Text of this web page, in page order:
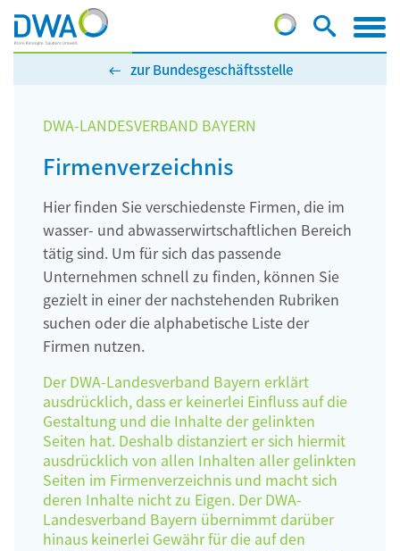
zur Bundesgeschäftsstelle
DWA-LANDESVERBAND BAYERN
Firmenverzeichnis
Hier finden Sie verschiedenste Firmen, die im
wasser- und abwasserwirtschaftlichen Bereich
tätig sind. Um für sich das passende
Unternehmen schnell zu finden, können Sie
gezielt in einer der nachstehenden Rubriken
suchen oder die alphabetische Liste der
Firmen nutzen.
Der DWA-Landesverband Bayern erklärt
ausdrücklich, dass er keinerlei Einfluss auf die
Gestaltung und die Inhalte der gelinkten
Seiten hat. Deshalb distanziert er sich hiermit
ausdrücklich von allen Inhalten aller gelinkten
Seiten im Firmenverzeichnis und macht sich
deren Inhalte nicht zu Eigen. Der DWA-
Landesverband Bayern übernimmt darüber
hinaus keinerlei Gewähr für die auf den